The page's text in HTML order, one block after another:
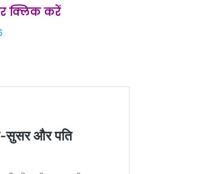
क्लिक करें